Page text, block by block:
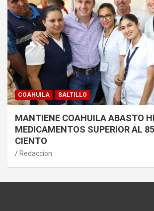
COAHUILA SALTILLO
MANTIENE COAHUILA ABASTO
MEDICAMENTOS SUPERIOR AL
CIENTO
Redaccion